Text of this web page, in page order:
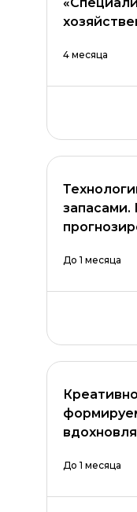
4 месяца
До 1 месяца
До 1 месяца